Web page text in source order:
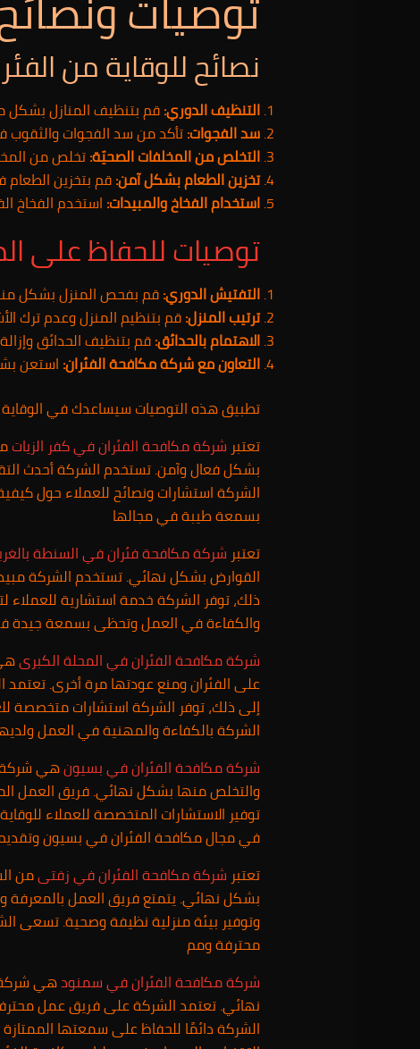
نصائح للوقاية من
التنظيف الدوري:قم بتنظيف المنازل بشكل
سد الفجوات:تأكد من سد الفجوات والثقوب
التخلص من المخلفات الصحيّة:تخلص من
تخزين الطعام بشكل آمن:قم بتخزين
استخدام الفخاخ والمبيدات: استخدم الفخاخ
توصيات للحفاظ على
التفتيش الدوري:قم بفحص المنزل بشكل
ترتيب المنزل:قم بتنظيم المنزل وعدم ترك
الاهتمام بالحدائق:قم بتنظيف الحدائق
التعاون مع شركة مكافحة الفئران: استعن
تطبيق هذه التوصيات سيساعدك في
تعتبر شركة مكافحة الفئران في كفر الزيات
بشكل فعال وآمن. تستخدم الشركة أحدث
الشركة استشارات ونصائح للعملاء حول
بسمعة طيبة في مجالها
تعتبر شركة مكافحة فئران في السنطة
القوارض بشكل نهائي. تستخدم الشركة
ذلك، توفر الشركة خدمة استشارية للعملاء
والكفاءة في العمل وتحظى بسمعة جيدة
شركة مكافحة الفئران في المحلة الكبرى
على الفئران ومنع عودتها مرة أخرى. تعتمد
إلى ذلك، توفر الشركة استشارات متخصصة
الشركة بالكفاءة والمهنية في العمل
شركة مكافحة الفئران في بسيونهي شركة
والتخلص منها بشكل نهائي. فريق العمل
توفير الاستشارات المتخصصة للعملاء
في مجال مكافحة الفئران في بسيون
تعتبر شركة مكافحة الفئران في زفتىمن
بشكل نهائي. يتمتع فريق العمل بالمعرفة
وتوفير بيئة منزلية نظيفة وصحية. تسعى
محترفة ومم
شركة مكافحة الفئران في سمنودهي شركة
نهائي. تعتمد الشركة على فريق عمل
الشركة دائمًا للحفاظ على سمعتها